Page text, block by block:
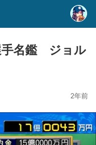
名鑑 ジョル
2年前